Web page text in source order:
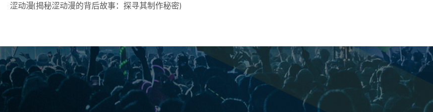
涩动漫(揭秘涩动漫的背后故事：探寻其制作秘密)